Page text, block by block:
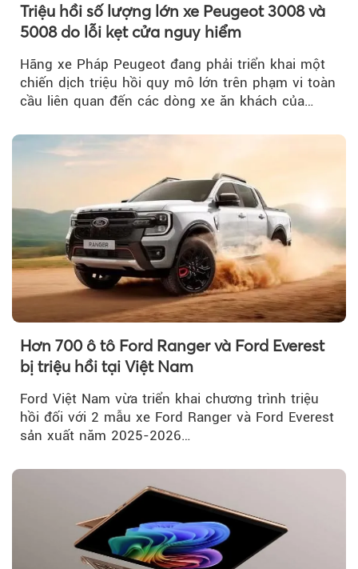
Triệu hồi số lượng lớn xe Peugeot 3008 và
5008 do lỗi kẹt cửa nguy hiểm
Hãng xe Pháp Peugeot đang phải triển khai một
chiến dịch triệu hồi quy mô lớn trên phạm vi toàn
cầu liên quan đến các dòng xe ăn khách của
Hơn 700 ô tô Ford Ranger và Ford Everest
bị triệu hồi tại Việt Nam
Ford Việt Nam vừa triển khai chương trình triệu
hồi đối với 2 mẫu xe Ford Ranger và Ford Everest
sản xuất năm 2025-2026…